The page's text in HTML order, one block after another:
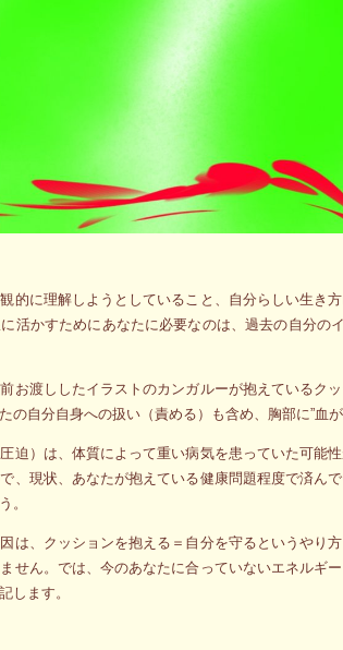
的に理解しようとしていること、自分らしい生き
活かすためにあなたに必要なのは、過去の自分の
お渡ししたイラストのカンガルーが抱えているク
の自分自身への扱い（責める）も含め、胸部に”血
迫）は、体質によって重い病気を患っていた可能
、現状、あなたが抱えている健康問題程度で済ん
。
は、クッションを抱える＝自分を守るというやり
せん。では、今のあなたに合っていないエネルギ
します。